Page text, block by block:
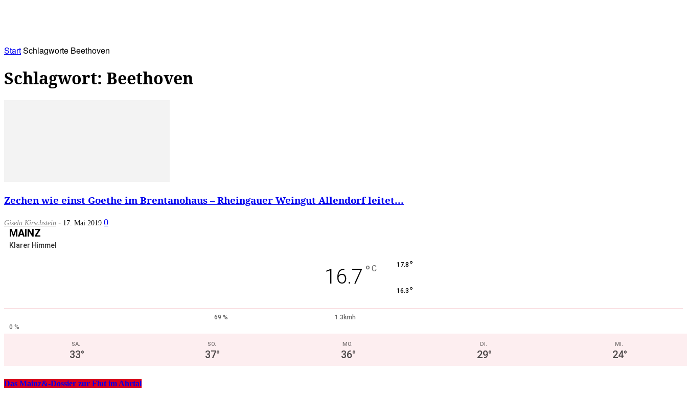
StartSchlagworte Beethoven
Schlagwort: Beethoven
Zechen wie einst Goethe im Brentanohaus – Rheingauer Weingut Allendorf leitet...
Gisela Kirschstein - 17. Mai 2019 0
MAINZ
Klarer Himmel
16.7 ° C 17.8 °
16.3 °
69 %
1.3kmh
0 %
SA.
33°
SO.
37°
MO.
36°
DI.
29°
MI.
24°
Das Mainz&-Dossier zur Flut im Ahrtal